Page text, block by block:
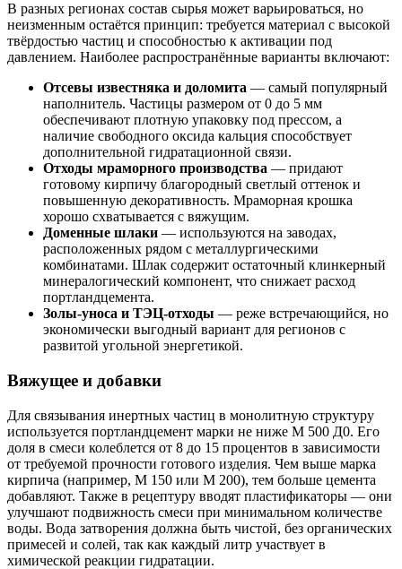
В разных регионах состав сырья может варьироваться, но
неизменным остаётся принцип: требуется материал с высокой
твёрдостью частиц и способностью к активации под
давлением. Наиболее распространённые варианты включают:
Отсевы известняка и доломита — самый популярный
наполнитель. Частицы размером от 0 до 5 мм
обеспечивают плотную упаковку под прессом, а
наличие свободного оксида кальция способствует
дополнительной гидратационной связи.
Отходы мраморного производства — придают
готовому кирпичу благородный светлый оттенок и
повышенную декоративность. Мраморная крошка
хорошо схватывается с вяжущим.
Доменные шлаки — используются на заводах,
расположенных рядом с металлургическими
комбинатами. Шлак содержит остаточный клинкерный
минералогический компонент, что снижает расход
портландцемента.
Золы-уноса и ТЭЦ-отходы — реже встречающийся, но
экономически выгодный вариант для регионов с
развитой угольной энергетикой.
Вяжущее и добавки
Для связывания инертных частиц в монолитную структуру
используется портландцемент марки не ниже М 500 Д0. Его
доля в смеси колеблется от 8 до 15 процентов в зависимости
от требуемой прочности готового изделия. Чем выше марка
кирпича (например, М 150 или М 200), тем больше цемента
добавляют. Также в рецептуру вводят пластификаторы — они
улучшают подвижность смеси при минимальном количестве
воды. Вода затворения должна быть чистой, без органических
примесей и солей, так как каждый литр участвует в
химической реакции гидратации.